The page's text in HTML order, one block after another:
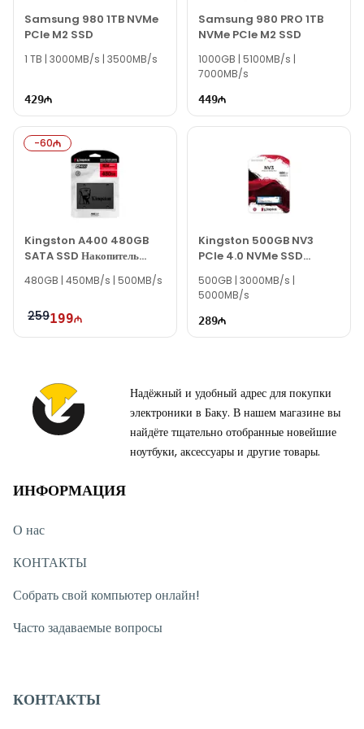
В нерабочее время вы можете написать нам на email или
WhatsApp.
Спасибо за интерес к Texno Gallery!
Samsung 980 1TB NVMe
PCIe M2 SSD
1 TB | 3000MB/s | 3500MB/s
429
Samsung 980 PRO 1TB
NVMe PCIe M2 SSD
1000GB | 5100MB/s |
7000MB/s
449
-60
Kingston A400 480GB
SATA SSD Накопитель
SA400S37/480G
480GB | 450MB/s | 500MB/s
259199
Kingston 500GB NV3
PCIe 4.0 NVMe SSD
SNV3S/500G
500GB | 3000MB/s |
5000MB/s
289
Надёжный и удобный адрес для покупки
электроники в Баку. В нашем магазине вы
найдёте тщательно отобранные новейшие
ноутбуки, аксессуары и другие товары.
ИНФОРМАЦИЯ
О нас
КОНТАКТЫ
Собрать свой компьютер онлайн!
Часто задаваемые вопросы
КОНТАКТЫ